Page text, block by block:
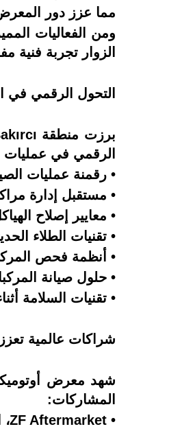
مما عزز دور
الزوار تجربة فنية
التحول الرقمي في
الرقمي في
• رقمنة عمليات
• مستقبل إدارة
• معايير إصلاح
• تقنيات الطلاء
• أنظمة فحص
• حلول صيانة
• تقنيات السلامة
شراكات عالمية
المشاركات:
• ZF Aftermarket، التي أطلقت رسميًا في تركيا مفهومها الجديد للخدمات ZF [pro]Tech خلال المعرض.